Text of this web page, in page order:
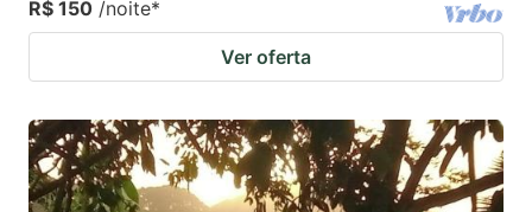
R$ 150 /noite*
Ver oferta